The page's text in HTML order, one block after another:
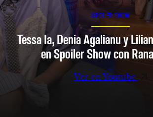
SPOILER SHOW
Tessa Ia, Denia Agalianu y
en Spoiler Show con
Ver en Youtube